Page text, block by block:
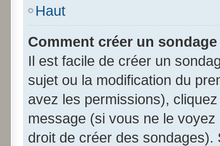
Haut
Comment créer un
Il est facile de créer un
sujet ou la modification du
avez les permissions),
message (si vous ne le
droit de créer des